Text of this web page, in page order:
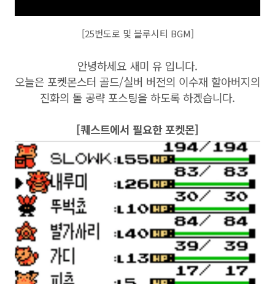
[25번도로 및 블루시티 BGM]
안녕하세요 새미 유 입니다.
오늘은 포켓몬스터 골드/실버 버전의 이수재 할아버지의
진화의 돌 공략 포스팅을 하도록 하겠습니다.
[퀘스트에서 필요한 포켓몬]